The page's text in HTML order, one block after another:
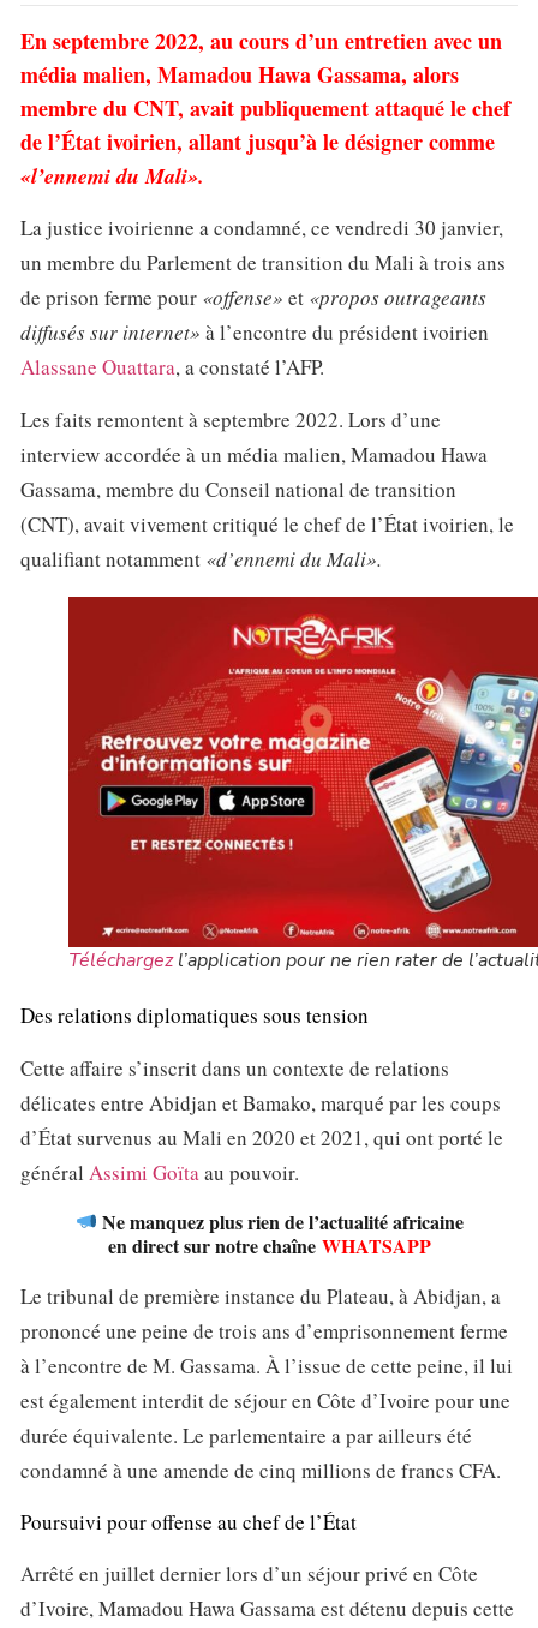
En septembre 2022, au cours d’un entretien avec un
média malien, Mamadou Hawa Gassama, alors
membre du CNT, avait publiquement attaqué le chef
de l’État ivoirien, allant jusqu’à le désigner comme
«l’ennemi du Mali».
La justice ivoirienne a condamné, ce vendredi 30 janvier,
un membre du Parlement de transition du Mali à trois ans
de prison ferme pour «offense» et «propos outrageants
diffusés sur internet» à l’encontre du président ivoirien
Alassane Ouattara, a constaté l’AFP.
Les faits remontent à septembre 2022. Lors d’une
interview accordée à un média malien, Mamadou Hawa
Gassama, membre du Conseil national de transition
(CNT), avait vivement critiqué le chef de l’État ivoirien, le
qualifiant notamment «d’ennemi du Mali».
Téléchargezl’application pour ne rien rater de
Des relations diplomatiques sous tension
Cette affaire s’inscrit dans un contexte de relations
délicates entre Abidjan et Bamako, marqué par les coups
d’État survenus au Mali en 2020 et 2021, qui ont porté le
général Assimi Goïtaau pouvoir.
Ne manquez plus rien de l’actualité africaine
en direct sur notre chaîne WHATSAPP
Le tribunal de première instance du Plateau, à Abidjan, a
prononcé une peine de trois ans d’emprisonnement ferme
à l’encontre de M. Gassama. À l’issue de cette peine, il lui
est également interdit de séjour en Côte d’Ivoire pour une
durée équivalente. Le parlementaire a par ailleurs été
condamné à une amende de cinq millions de francs CFA.
Poursuivi pour offense au chef de l’État
Arrêté en juillet dernier lors d’un séjour privé en Côte
d’Ivoire, Mamadou Hawa Gassama est détenu depuis cette